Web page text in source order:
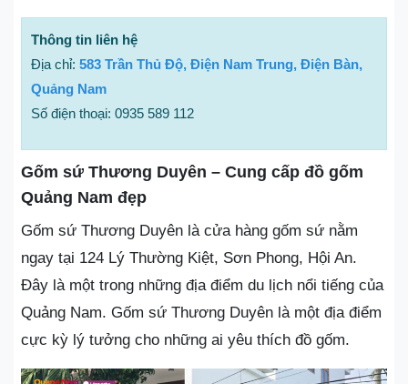
Thông tin liên hệ
Địa chỉ: 583 Trần Thủ Độ, Điện Nam Trung, Điện Bàn,
Quảng Nam
Số điện thoại: 0935 589 112
Gốm sứ Thương Duyên – Cung cấp đồ gốm
Quảng Nam đẹp
Gốm sứ Thương Duyên là cửa hàng gốm sứ nằm
ngay tại 124 Lý Thường Kiệt, Sơn Phong, Hội An.
Đây là một trong những địa điểm du lịch nổi tiếng của
Quảng Nam. Gốm sứ Thương Duyên là một địa điểm
cực kỳ lý tưởng cho những ai yêu thích đồ gốm.